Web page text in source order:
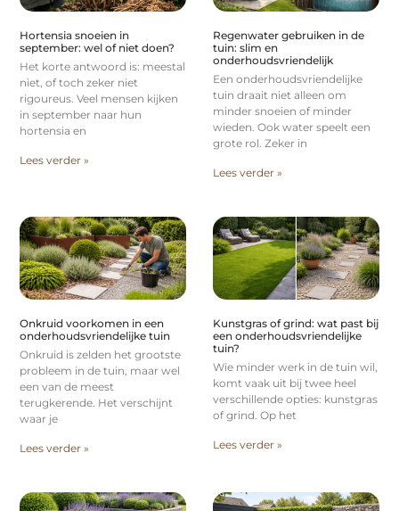
Hortensia snoeien in
september: wel of niet doen?
Het korte antwoord is: meestal
niet, of toch zeker niet
rigoureus. Veel mensen kijken
in september naar hun
hortensia en
Lees verder »
Regenwater gebruiken in de
tuin: slim en
onderhoudsvriendelijk
Een onderhoudsvriendelijke
tuin draait niet alleen om
minder snoeien of minder
wieden. Ook water speelt een
grote rol. Zeker in
Lees verder »
Onkruid voorkomen in een
onderhoudsvriendelijke tuin
Onkruid is zelden het grootste
probleem in de tuin, maar wel
een van de meest
terugkerende. Het verschijnt
waar je
Lees verder »
Kunstgras of grind: wat past bij
een onderhoudsvriendelijke
tuin?
Wie minder werk in de tuin wil,
komt vaak uit bij twee heel
verschillende opties: kunstgras
of grind. Op het
Lees verder »